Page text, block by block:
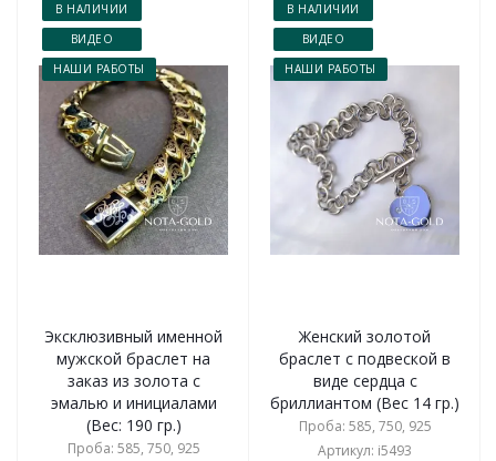
В НАЛИЧИИ
ВИДЕО
НАШИ РАБОТЫ
Эксклюзивный именной
мужской браслет на
заказ из золота с
эмалью и инициалами
(Вес: 190 гр.)
Проба: 585, 750, 925
В НАЛИЧИИ
ВИДЕО
НАШИ РАБОТЫ
Женский золотой
браслет с подвеской в
виде сердца с
бриллиантом (Вес 14 гр.)
Проба: 585, 750, 925
Артикул: i5493